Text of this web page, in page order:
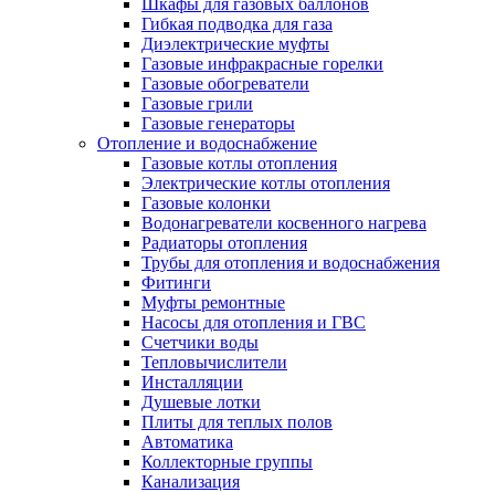
Шкафы для газовых баллонов
Гибкая подводка для газа
Диэлектрические муфты
Газовые инфракрасные горелки
Газовые обогреватели
Газовые грили
Газовые генераторы
Отопление и водоснабжение
Газовые котлы отопления
Электрические котлы отопления
Газовые колонки
Водонагреватели косвенного нагрева
Радиаторы отопления
Трубы для отопления и водоснабжения
Фитинги
Муфты ремонтные
Насосы для отопления и ГВС
Счетчики воды
Тепловычислители
Инсталляции
Душевые лотки
Плиты для теплых полов
Автоматика
Коллекторные группы
Канализация